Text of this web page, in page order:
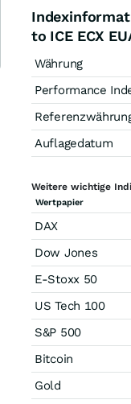
to ICE ECX
Währung
Performance
Auflagedatum
Weitere wichtige
Wertpapier
DAX
Dow Jones
E-Stoxx 50
US Tech 100
S&P 500
Bitcoin
Gold